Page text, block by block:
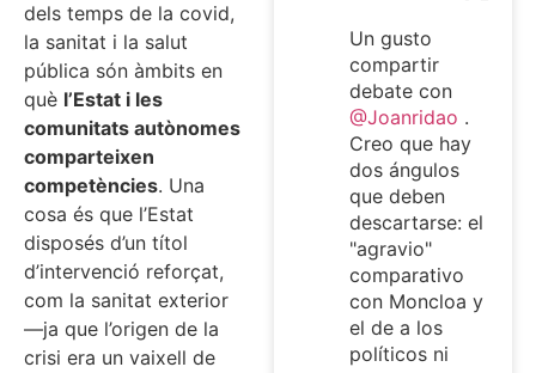
dels temps de la covid,
la sanitat i la salut
pública són àmbits en
què l’Estat i les
comunitats autònomes
comparteixen
competències. Una
cosa és que l’Estat
disposés d’un títol
d’intervenció reforçat,
com la sanitat exterior
—ja que l’origen de la
crisi era un vaixell de
Un gusto
compartir
debate con
@Joanridao .
Creo que hay
dos ángulos
que deben
descartarse: el
"agravio"
comparativo
con Moncloa y
el de a los
políticos ni